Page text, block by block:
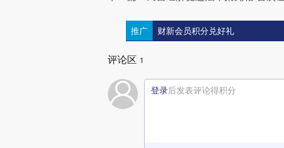
推广 财新会员积分兑好礼
评论区 1
登录后发表评论得积分